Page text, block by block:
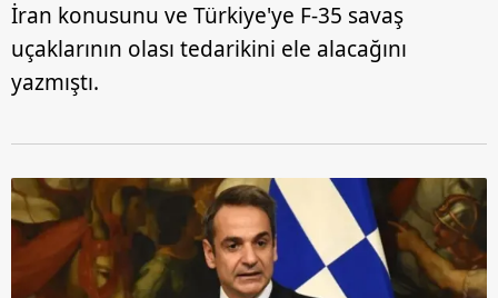
İran konusunu ve Türkiye'ye F-35 savaş
uçaklarının olası tedarikini ele alacağını
yazmıştı.